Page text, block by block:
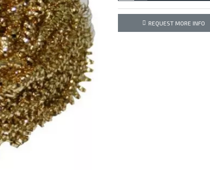
REQUEST MORE INFO